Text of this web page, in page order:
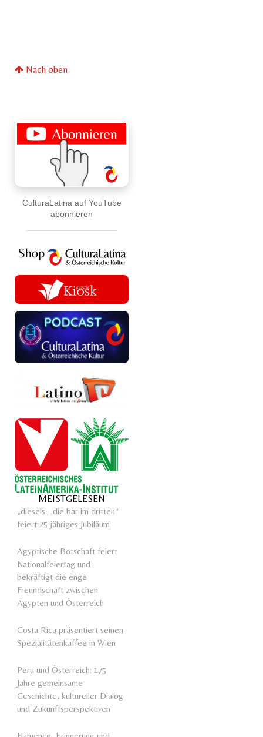
CulturaLatina auf YouTube
abonnieren
MEISTGELESEN
„diesels - die bar im dritten“
feiert 25-jähriges Jubiläum
Ägyptische Botschaft feiert
Nationalfeiertag und
bekräftigt die enge
Freundschaft zwischen
Ägypten und Österreich
Costa Rica präsentiert seinen
Spezialitätenkaffee in Wien
Peru und Österreich: 175
Jahre gemeinsame
Geschichte, kultureller Dialog
und Zukunftsperspektiven
Nach oben